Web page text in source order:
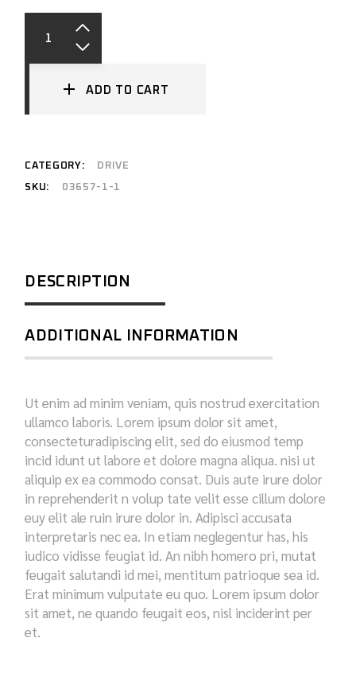
ADD TO CART
CATEGORY: DRIVE
SKU: 03657-1-1
DESCRIPTION
ADDITIONAL INFORMATION
Ut enim ad minim veniam, quis nostrud exercitation
ullamco laboris. Lorem ipsum dolor sit amet,
consecteturadipiscing elit, sed do eiusmod temp
incid idunt ut labore et dolore magna aliqua. nisi ut
aliquip ex ea commodo consat. Duis aute irure dolor
in reprehenderit n volup tate velit esse cillum dolore
euy elit ale ruin irure dolor in. Adipisci accusata
interpretaris nec ea. In etiam neglegentur has, his
iudico vidisse feugiat id. An nibh homero pri, mutat
feugait salutandi id mei, mentitum patrioque sea id.
Erat minimum vulputate eu quo. Lorem ipsum dolor
sit amet, ne quando feugait eos, nisl inciderint per
et.